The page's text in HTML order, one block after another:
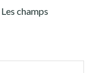
Les champs